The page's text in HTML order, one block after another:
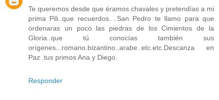
Te queremos desde que éramos chavales y pretendías a mi
prima Pili..que recuerdos....San Pedro te llamo para que
ordenaras un poco las piedras de los Cimientos de la
Gloria..que tú conocías también sus
orígenes...romano.bizantino..arabe..etc.etc.Descanza en
Paz .tus primos Ana y Diego.
Responder